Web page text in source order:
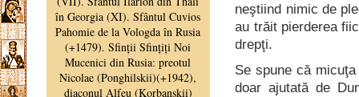
neştiind nimic de
au trăit pierderea
drepţi.
Se spune că
doar ajutată de